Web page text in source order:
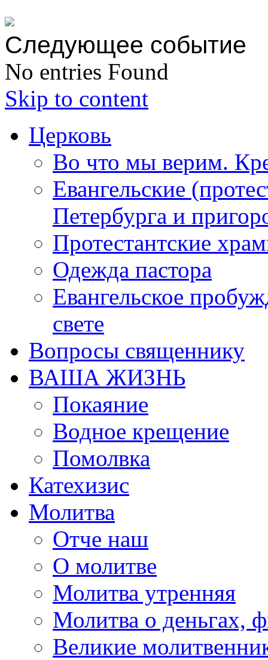
Следующее событие
No entries Found
Skip to content
Церковь
Во что мы верим.
Евангельские
Петербурга и
Протестантские
Одежда пастора
Евангельское
свете
Вопросы священнику
ВАША ЖИЗНЬ
Покаяние
Водное крещение
Помолвка
Катехизис
Молитва
Отче наш
О молитве
Молитва утренняя
Молитва о деньгах,
Великие